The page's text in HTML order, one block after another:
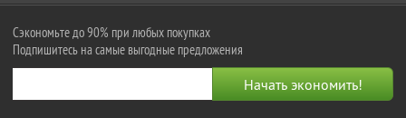
Сэкономьте до 90% при любых покупках
Подпишитесь на самые выгодные предложения